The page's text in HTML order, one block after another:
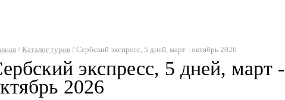
/ Каталог туров/ Сербский экспресс, 5 дней, март - октябрь 2026
экспресс, 5 дней, март -
2026